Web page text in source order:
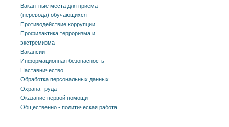
Вакантные места для приема
(перевода) обучающихся
Противодействие коррупции
Профилактика терроризма и
экстремизма
Вакансии
Информационная безопасность
Наставничество
Обработка персональных данных
Охрана труда
Оказание первой помощи
Общественно - политическая работа